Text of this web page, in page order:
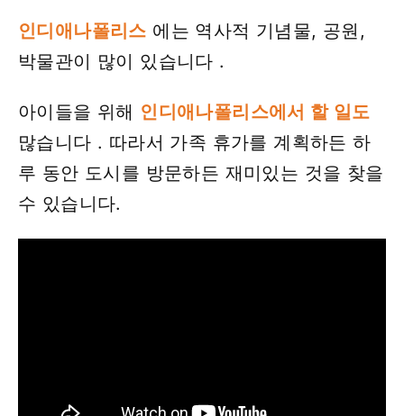
인디애나폴리스 에는 역사적 기념물, 공원,
박물관이 많이 있습니다 .
아이들을 위해 인디애나폴리스에서 할 일도
많습니다 . 따라서 가족 휴가를 계획하든 하
루 동안 도시를 방문하든 재미있는 것을 찾을
수 있습니다.